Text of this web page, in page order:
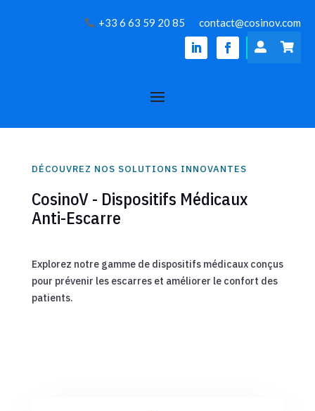
+33 6 63 59 20 85 contact@cosinov.com
 
DÉCOUVREZ NOS SOLUTIONS INNOVANTES
CosinoV - Dispositifs Médicaux
Anti-Escarre
Explorez notre gamme de dispositifs médicaux conçus
pour prévenir les escarres et améliorer le confort des
patients.